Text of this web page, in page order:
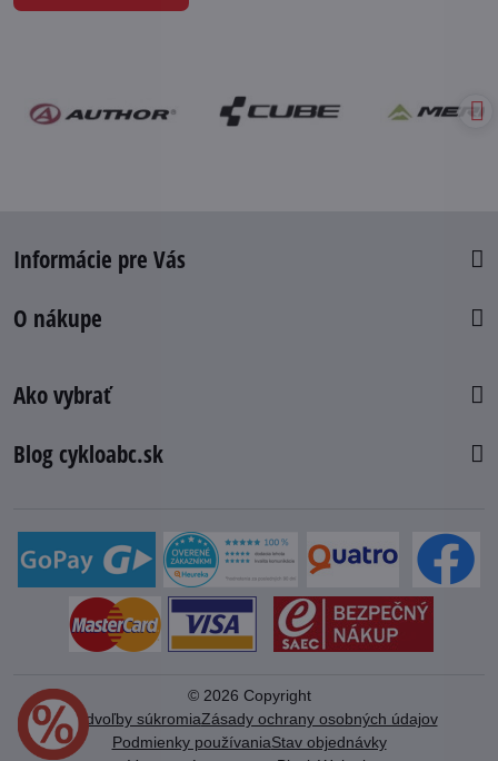
Informácie pre Vás
O nákupe
Ako vybrať
Blog cykloabc.sk
© 2026 Copyright
Predvoľby súkromiaZásady ochrany osobných údajov
Podmienky používaniaStav objednávky